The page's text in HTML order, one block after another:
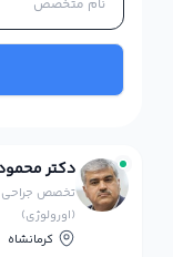
دکتر
تخصص جراحی
(اورولوژی)
کرمانشاه